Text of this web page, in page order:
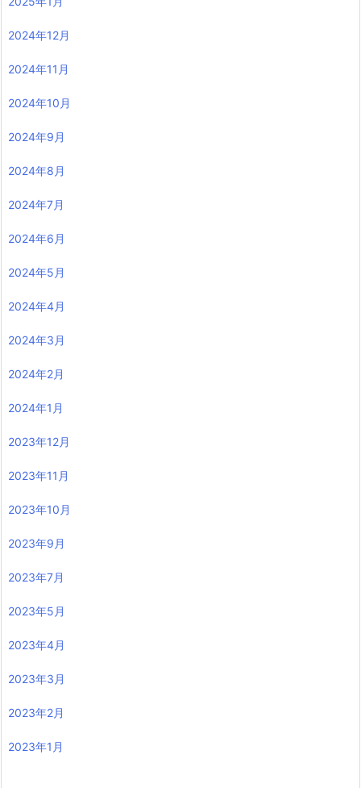
2024年12月
2024年11月
2024年10月
2024年9月
2024年8月
2024年7月
2024年6月
2024年5月
2024年4月
2024年3月
2024年2月
2024年1月
2023年12月
2023年11月
2023年10月
2023年9月
2023年7月
2023年5月
2023年4月
2023年3月
2023年2月
2023年1月